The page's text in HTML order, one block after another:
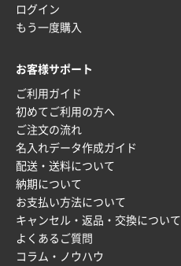
ログイン
もう一度購入
お客様サポート
ご利用ガイド
初めてご利用の方へ
ご注文の流れ
名入れデータ作成ガイド
配送・送料について
納期について
お支払い方法について
キャンセル・返品・交換について
よくあるご質問
コラム・ノウハウ